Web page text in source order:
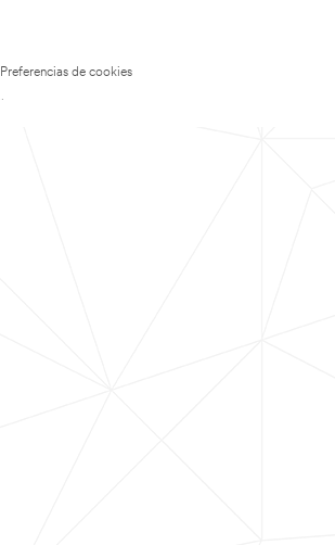
Preferencias de cookies